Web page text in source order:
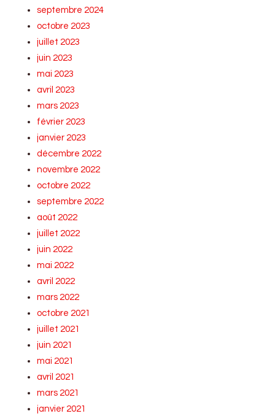
septembre 2024
octobre 2023
juillet 2023
juin 2023
mai 2023
avril 2023
mars 2023
février 2023
janvier 2023
décembre 2022
novembre 2022
octobre 2022
septembre 2022
août 2022
juillet 2022
juin 2022
mai 2022
avril 2022
mars 2022
octobre 2021
juillet 2021
juin 2021
mai 2021
avril 2021
mars 2021
janvier 2021